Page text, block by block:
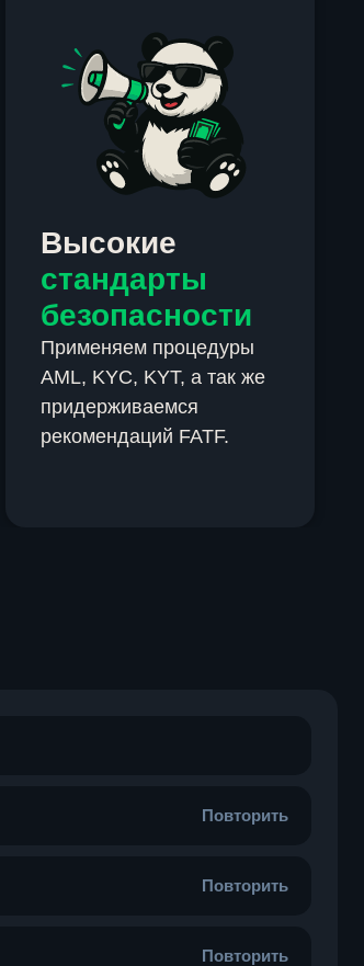
Высокие
стандарты
безопасности
Применяем процедуры
AML, KYC, KYT, а так же
придерживаемся
рекомендаций FATF.
Повторить
Повторить
Повторить